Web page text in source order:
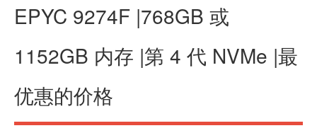
EPYC 9274F |768GB 或
1152GB 内存 |第 4 代 NVMe |最
优惠的价格